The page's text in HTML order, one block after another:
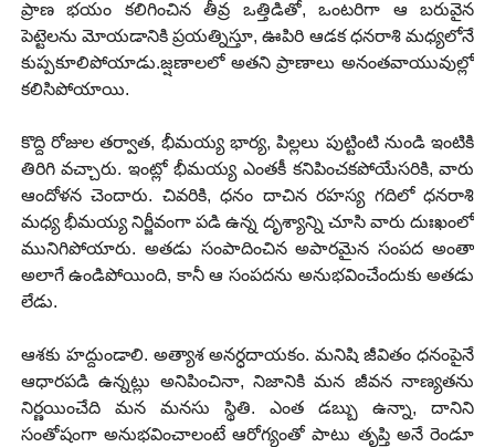
ప్రాణ భయం కలిగించిన తీవ్ర ఒత్తిడితో, ఒంటరిగా ఆ బరువైన
పెట్టెలను మోయడానికి ప్రయత్నిస్తూ, ఊపిరి ఆడక ధనరాశి మధ్యలోనే
కుప్పకూలిపోయాడు.జ్షణాలలో అతని ప్రాణాలు అనంతవాయువుల్లో
కలిసిపోయాయి.
కొద్ది రోజుల తర్వాత, భీమయ్య భార్య, పిల్లలు పుట్టింటి నుండి ఇంటికి
తిరిగి వచ్చారు. ఇంట్లో భీమయ్య ఎంతకీ కనిపించకపోయేసరికి, వారు
ఆందోళన చెందారు. చివరికి, ధనం దాచిన రహస్య గదిలో ధనరాశి
మధ్య భీమయ్య నిర్జీవంగా పడి ఉన్న దృశ్యాన్ని చూసి వారు దుఃఖంలో
మునిగిపోయారు. అతడు సంపాదించిన అపారమైన సంపద అంతా
అలాగే ఉండిపోయింది, కానీ ఆ సంపదను అనుభవించేందుకు అతడు
లేడు.
ఆశకు హద్దుండాలి. అత్యాశ అనర్ధదాయకం. మనిషి జీవితం ధనంపైనే
ఆధారపడి ఉన్నట్లు అనిపించినా, నిజానికి మన జీవన నాణ్యతను
నిర్ణయించేది మన మనసు స్థితి. ఎంత డబ్బు ఉన్నా, దానిని
సంతోషంగా అనుభవించాలంటే ఆరోగ్యంతో పాటు తృప్తి అనే రెండూ